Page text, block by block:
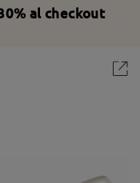
al checkout